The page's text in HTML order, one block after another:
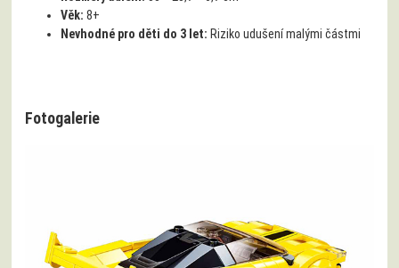
Věk: 8+
Nevhodné pro děti do 3 let: Riziko udušení malými částmi
Fotogalerie